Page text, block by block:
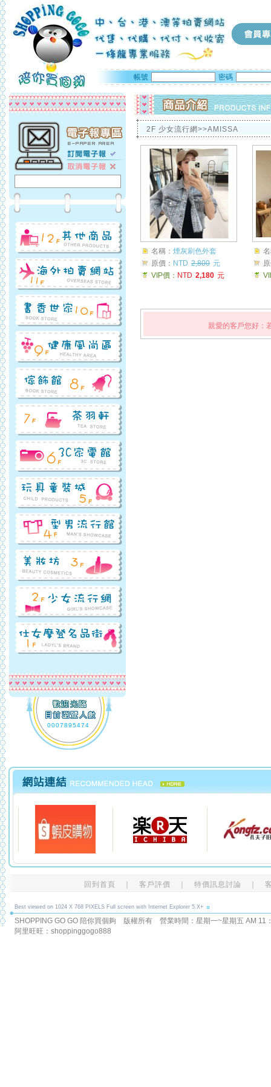
帳號 密碼
0007895474
2F 少女流行網>>AMISSA
名稱： 煙灰刷色外套
原價： NTD 2,800 元
VIP價： NTD 2,180 元
親愛的客戶您好：
回到首頁 客戶評價 特價訊息討論
Best viewed on 1024 X 768 PIXELS Full screen with Internet Explorer 5.X+
SHOPPING GO GO 陪你買個夠 版權所有 營業時間：星期一~星期五 AM
阿里旺旺：shoppinggogo888